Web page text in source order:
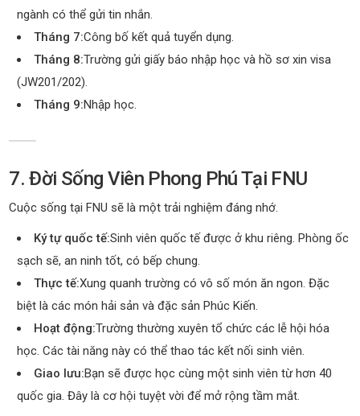
ngành có thể gửi tin nhắn.
Tháng 7:Công bố kết quả tuyển dụng.
Tháng 8:Trường gửi giấy báo nhập học và hồ sơ xin visa
(JW201/202).
Tháng 9:Nhập học.
7. Đời Sống Viên Phong Phú Tại FNU
Cuộc sống tại FNU sẽ là một trải nghiệm đáng nhớ.
Ký tự quốc tế:Sinh viên quốc tế được ở khu riêng. Phòng ốc
sạch sẽ, an ninh tốt, có bếp chung.
Thực tế:Xung quanh trường có vô số món ăn ngon. Đặc
biệt là các món hải sản và đặc sản Phúc Kiến.
Hoạt động:Trường thường xuyên tổ chức các lễ hội hóa
học. Các tài năng này có thể thao tác kết nối sinh viên.
Giao lưu:Bạn sẽ được học cùng một sinh viên từ hơn 40
quốc gia. Đây là cơ hội tuyệt vời để mở rộng tầm mắt.